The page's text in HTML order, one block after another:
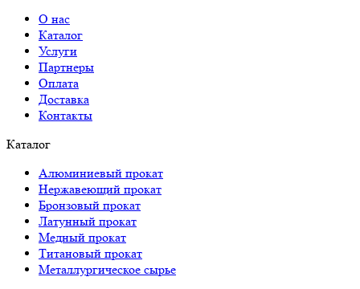
О нас
Каталог
Услуги
Партнеры
Оплата
Доставка
Контакты
Каталог
Алюминиевый прокат
Нержавеющий прокат
Бронзовый прокат
Латунный прокат
Медный прокат
Титановый прокат
Металлургическое сырье